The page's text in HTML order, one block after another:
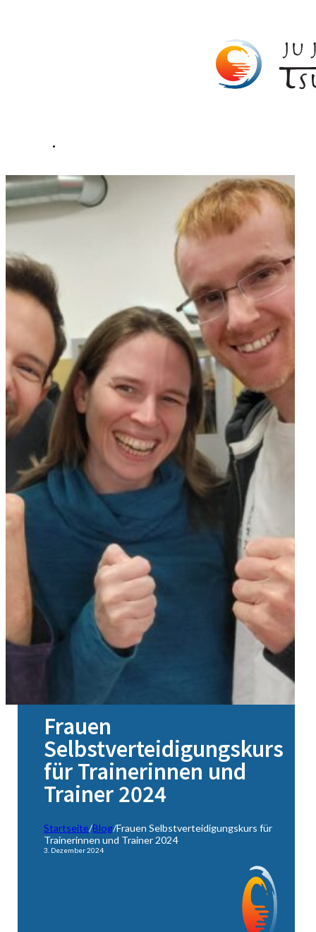
Frauen
Selbstverteidigungskurs
für Trainerinnen und
Trainer 2024
Startseite/Blog/Frauen Selbstverteidigungskurs für
Trainerinnen und Trainer 2024
3. Dezember 2024